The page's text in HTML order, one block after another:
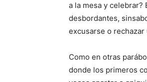
a la mesa y
desbordantes,
excusarse o
Como en otras
donde los primeros